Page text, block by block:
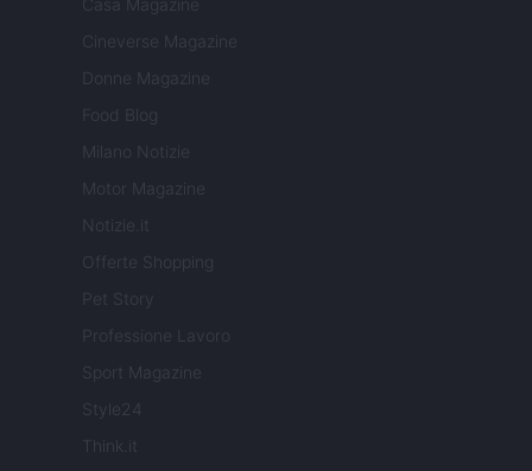
Casa Magazine
Cineverse Magazine
Donne Magazine
Food Blog
Milano Notizie
Motor Magazine
Notizie.it
Offerte Shopping
Pet Story
Professione Lavoro
Sport Magazine
Style24
Think.it